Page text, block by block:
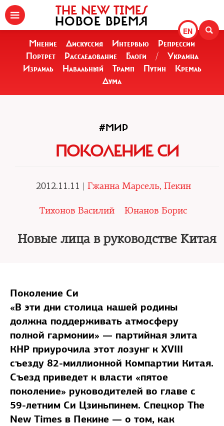
EN
THE NEW TIMES
НОВОЕ ВРЕМЯ
Мнение Дискуссия Интервью
Репрессии
Портрет
Расследование Блоги /
Украина
Израиль
Навальный Трамп Путин
Кремль
Дума
#МИР
ПОКОЛЕНИЕ СИ
2012.11.11 | Гжанна Марсель, Пекин
Тихонов Василий Юнанов Борис
Новые лица в руководстве Китая
Поколение Си
«В эти дни столица нашей родины
должна поддерживать атмосферу
полной гармонии» — партийная элита
КНР приурочила этот лозунг к XVIII
съезду 82-миллионной Компартии Китая.
Съезд приведет к власти «пятое
поколение» руководителей во главе с
59-летним Си Цзиньпинем. Спецкор The
New Times в Пекине — о том, как